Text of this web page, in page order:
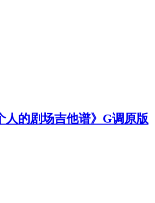
人的剧场吉他谱》G调原版